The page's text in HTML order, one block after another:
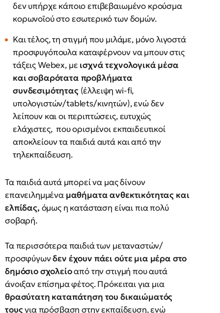
δεν υπήρχε κάποιο επιβεβαιωμένο κρούσμα
κορωνοϊού στο εσωτερικό των δομών.
Και τέλος, τη στιγμή που μιλάμε, μόνο λιγοστά
προσφυγόπουλα καταφέρνουν να μπουν στις
τάξεις Webex, με ισχνά τεχνολογικά μέσα
και σοβαρότατα προβλήματα
συνδεσιμότητας(έλλειψη wi-fi,
υπολογιστών/tablets/κινητών), ενώ δεν
λείπουν και οι περιπτώσεις, ευτυχώς
ελάχιστες, που ορισμένοι εκπαιδευτικοί
αποκλείουν τα παιδιά αυτά και από την
τηλεκπαίδευση.
Τα παιδιά αυτά μπορεί να μας δίνουν
επανειλημμένα μαθήματα ανθεκτικότητας και
ελπίδας, όμως η κατάσταση είναι πια πολύ
σοβαρή.
Τα περισσότερα παιδιά των μεταναστών/
προσφύγωνδεν έχουν πάει ούτε μια μέρα στο
δημόσιο σχολείοαπό την στιγμή που αυτά
άνοιξαν επίσημα φέτος. Πρόκειται για μια
θρασύτατη καταπάτηση του δικαιώματός
τουςγια πρόσβαση στην εκπαίδευση, ενώ